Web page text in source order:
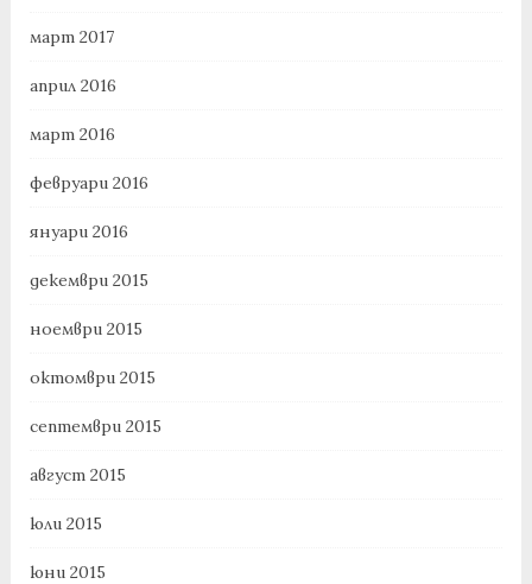
март 2017
април 2016
март 2016
февруари 2016
януари 2016
декември 2015
ноември 2015
октомври 2015
септември 2015
август 2015
юли 2015
юни 2015